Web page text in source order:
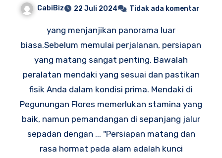
CabiBiz 22 Juli 2024 Tidak ada komentar
yang menjanjikan panorama luar
biasa.Sebelum memulai perjalanan, persiapan
yang matang sangat penting. Bawalah
peralatan mendaki yang sesuai dan pastikan
fisik Anda dalam kondisi prima. Mendaki di
Pegunungan Flores memerlukan stamina yang
baik, namun pemandangan di sepanjang jalur
sepadan dengan ... "Persiapan matang dan
rasa hormat pada alam adalah kunci